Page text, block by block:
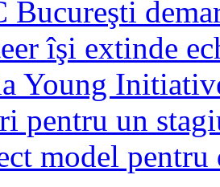
Bucureşti
îşi extinde
Young
pentru un
model